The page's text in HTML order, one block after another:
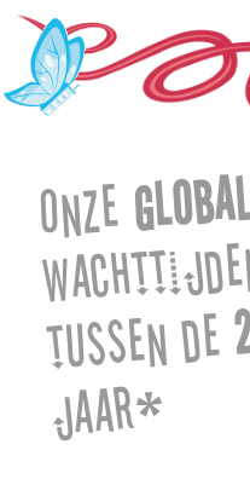
Onze
tussen de
jaar*